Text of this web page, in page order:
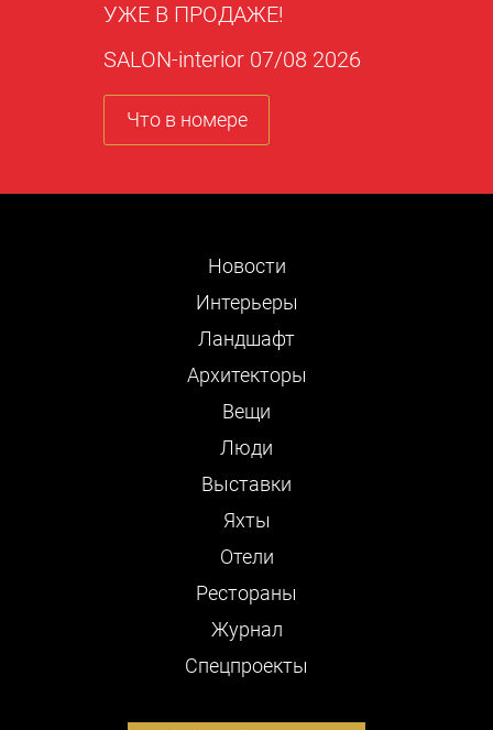
УЖЕ В ПРОДАЖЕ!
SALON-interior 07/08 2026
Что в номере
Новости
Интерьеры
Ландшафт
Архитекторы
Вещи
Люди
Выставки
Яхты
Отели
Рестораны
Журнал
Cпецпроекты